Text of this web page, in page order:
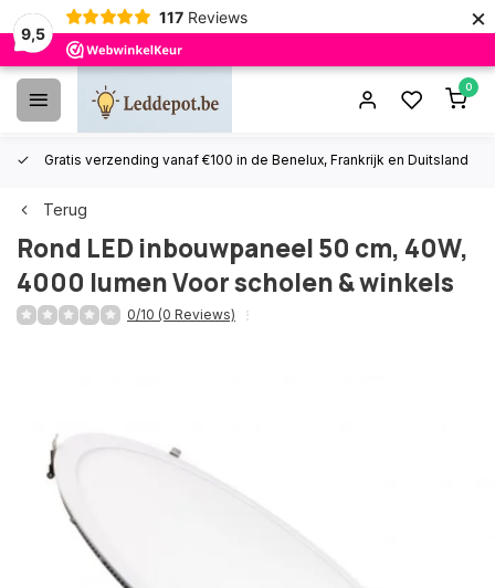
9,5
117 Reviews ×
0
Gratis verzending vanaf €100 in de Benelux, Frankrijk en Duitsland
Terug
Rond LED inbouwpaneel 50 cm, 40W,
4000 lumen Voor scholen & winkels
0/10 (0 Reviews)